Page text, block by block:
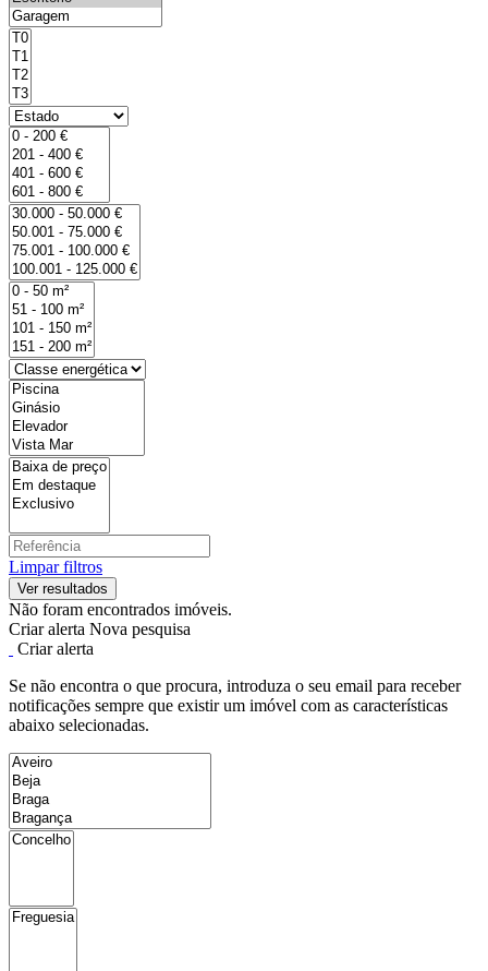
Limpar filtros
Não foram encontrados imóveis.
Criar alerta Nova pesquisa
Criar alerta
Se não encontra o que procura, introduza o seu email para receber
notificações sempre que existir um imóvel com as características
abaixo selecionadas.